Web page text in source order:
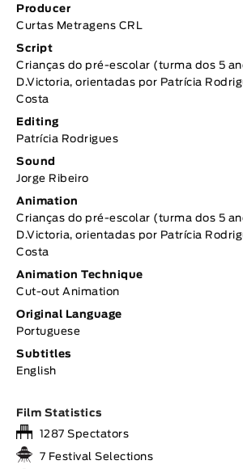
Producer
Curtas Metragens CRL
Script
Crianças do pré-escolar (turma dos 5
D.Victoria, orientadas por Patrícia
Costa
Editing
Patrícia Rodrigues
Sound
Jorge Ribeiro
Animation
Crianças do pré-escolar (turma dos 5
D.Victoria, orientadas por Patrícia
Costa
Animation Technique
Cut-out Animation
Original Language
Portuguese
Subtitles
English
Film Statistics
1287 Spectators
7 Festival Selections